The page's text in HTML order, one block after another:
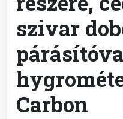
szivar
Carbon